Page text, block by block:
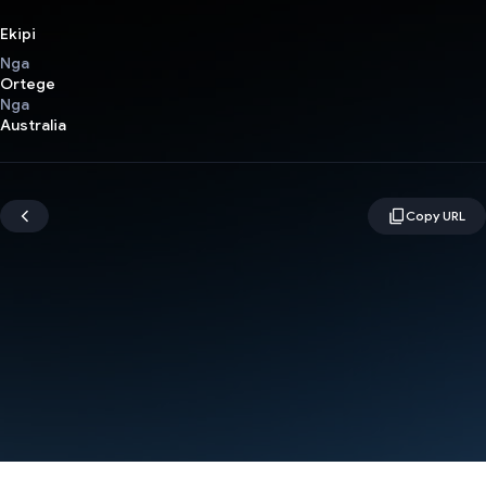
Ekipi
Nga
Ortege
Nga
Australia